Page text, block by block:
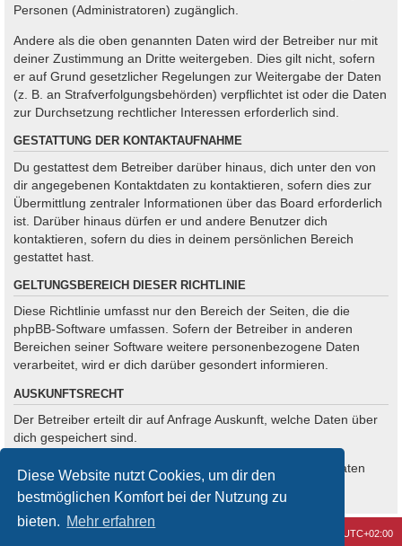
Diese Website nutzt Cookies, um dir den
bestmöglichen Komfort bei der Nutzung zu
bieten. Mehr erfahren
Personen (Administratoren) zugänglich.
Andere als die oben genannten Daten wird der Betreiber nur mit
deiner Zustimmung an Dritte weitergeben. Dies gilt nicht, sofern
er auf Grund gesetzlicher Regelungen zur Weitergabe der Daten
(z. B. an Strafverfolgungsbehörden) verpflichtet ist oder die Daten
zur Durchsetzung rechtlicher Interessen erforderlich sind.
GESTATTUNG DER KONTAKTAUFNAHME
Du gestattest dem Betreiber darüber hinaus, dich unter den von
dir angegebenen Kontaktdaten zu kontaktieren, sofern dies zur
Übermittlung zentraler Informationen über das Board erforderlich
ist. Darüber hinaus dürfen er und andere Benutzer dich
kontaktieren, sofern du dies in deinem persönlichen Bereich
gestattet hast.
GELTUNGSBEREICH DIESER RICHTLINIE
Diese Richtlinie umfasst nur den Bereich der Seiten, die die
phpBB-Software umfassen. Sofern der Betreiber in anderen
Bereichen seiner Software weitere personenbezogene Daten
verarbeitet, wird er dich darüber gesondert informieren.
AUSKUNFTSRECHT
Der Betreiber erteilt dir auf Anfrage Auskunft, welche Daten über
dich gespeichert sind.
Du kannst jederzeit die Löschung bzw. Sperrung deiner Daten
verlangen. Kontaktiere hierzu bitte den Betreiber.
UTC+02:00